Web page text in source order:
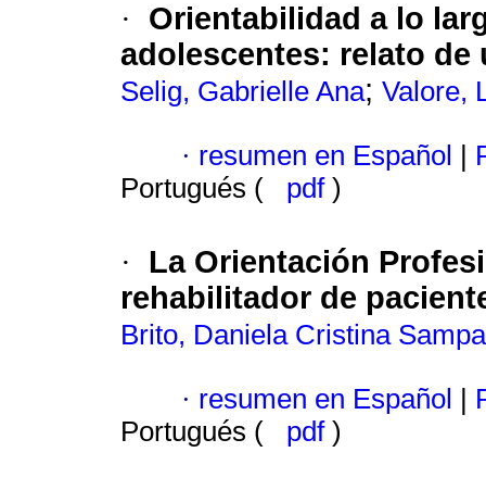
·
Orientabilidad a lo
adolescentes: relato de
Selig, Gabrielle Ana; Valore,
· resumen en Español
Portugués (
pdf )
·
La Orientación
rehabilitador de
Brito, Daniela Cristina
· resumen en Español
Portugués (
pdf )